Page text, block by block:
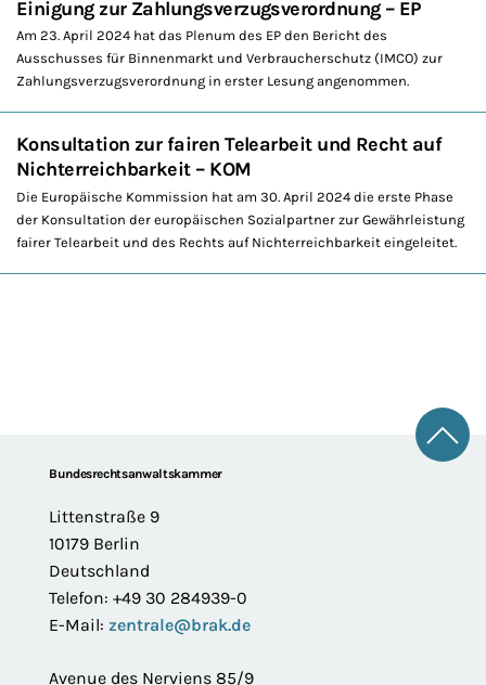
Einigung zur Zahlungsverzugsverordnung – EP
Am 23. April 2024 hat das Plenum des EP den Bericht des
Ausschusses für Binnenmarkt und Verbraucherschutz (IMCO) zur
Zahlungsverzugsverordnung in erster Lesung angenommen.
Konsultation zur fairen Telearbeit und Recht auf
Nichterreichbarkeit – KOM
Die Europäische Kommission hat am 30. April 2024 die erste Phase
der Konsultation der europäischen Sozialpartner zur Gewährleistung
fairer Telearbeit und des Rechts auf Nichterreichbarkeit eingeleitet.
FooterBundesrechtsanwaltskammer
Littenstraße 9
10179 Berlin
Deutschland
Telefon: +49 30 284939-0
E-Mail: zentrale@brak.de
Avenue des Nerviens 85/9